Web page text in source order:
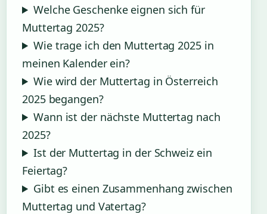
Welche Geschenke eignen sich für
Muttertag 2025?
Wie trage ich den Muttertag 2025 in
meinen Kalender ein?
Wie wird der Muttertag in Österreich
2025 begangen?
Wann ist der nächste Muttertag nach
2025?
Ist der Muttertag in der Schweiz ein
Feiertag?
Gibt es einen Zusammenhang zwischen
Muttertag und Vatertag?